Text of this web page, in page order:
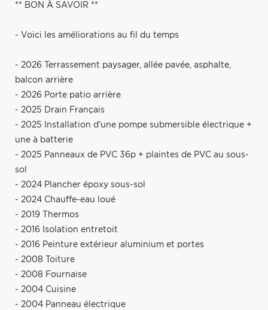
** BON À SAVOIR **
- Voici les améliorations au fil du temps
- 2026 Terrassement paysager, allée pavée, asphalte,
balcon arrière
- 2026 Porte patio arrière
- 2025 Drain Français
- 2025 Installation d'une pompe submersible électrique +
une à batterie
- 2025 Panneaux de PVC 36p + plaintes de PVC au sous-
sol
- 2024 Plancher époxy sous-sol
- 2024 Chauffe-eau loué
- 2019 Thermos
- 2016 Isolation entretoit
- 2016 Peinture extérieur aluminium et portes
- 2008 Toiture
- 2008 Fournaise
- 2004 Cuisine
- 2004 Panneau électrique